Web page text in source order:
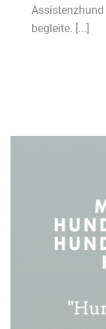
begleite. [...]